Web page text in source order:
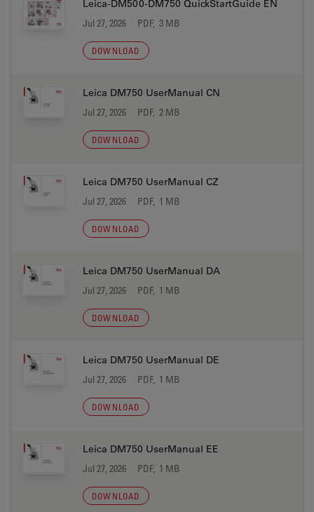
Leica-DM500-DM750 QuickStartGuide EN
Jul 27, 2026 PDF, 3 MB
DOWNLOAD
Leica DM750 UserManual CN
Jul 27, 2026 PDF, 2 MB
DOWNLOAD
Leica DM750 UserManual CZ
Jul 27, 2026 PDF, 1 MB
DOWNLOAD
Leica DM750 UserManual DA
Jul 27, 2026 PDF, 1 MB
DOWNLOAD
Leica DM750 UserManual DE
Jul 27, 2026 PDF, 1 MB
DOWNLOAD
Leica DM750 UserManual EE
Jul 27, 2026 PDF, 1 MB
DOWNLOAD